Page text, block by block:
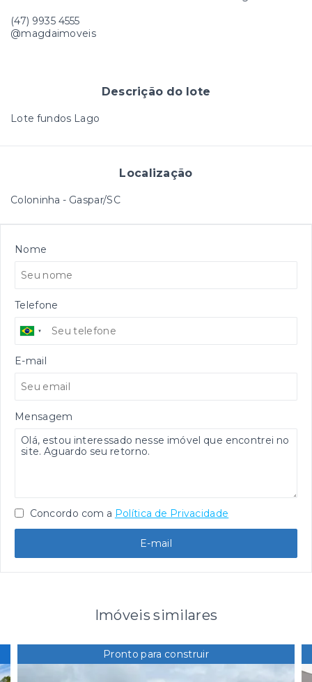
(47) 9935 4555
@magdaimoveis
Descrição do lote
Lote fundos Lago
Localização
Coloninha - Gaspar/SC
Nome
Telefone
E-mail
Mensagem
Concordo com a Política de Privacidade
E-mail
Imóveis similares
Pronto para construir